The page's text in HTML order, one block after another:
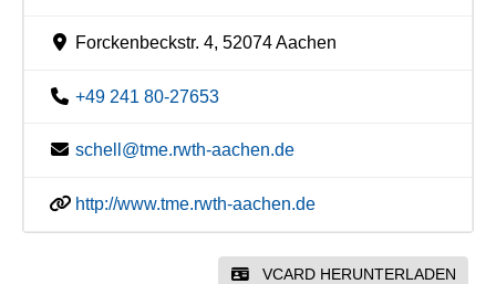
Forckenbeckstr. 4, 52074 Aachen
+49 241 80-27653
schell@tme.rwth-aachen.de
http://www.tme.rwth-aachen.de
VCARD HERUNTERLADEN